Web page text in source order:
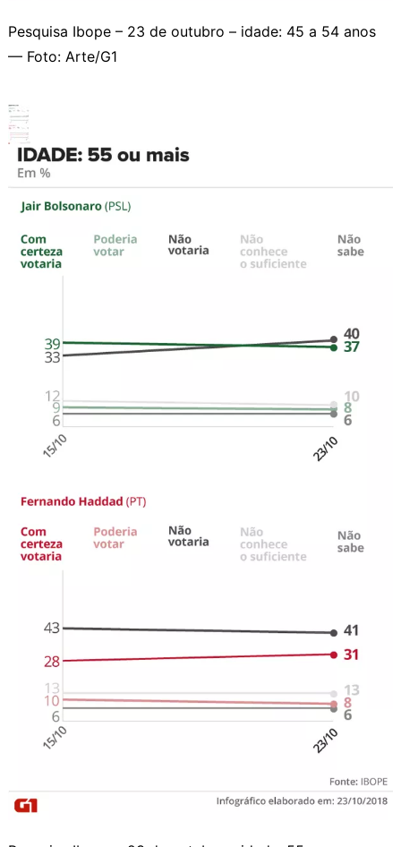
Pesquisa Ibope – 23 de outubro – idade: 45 a 54 anos
— Foto: Arte/G1